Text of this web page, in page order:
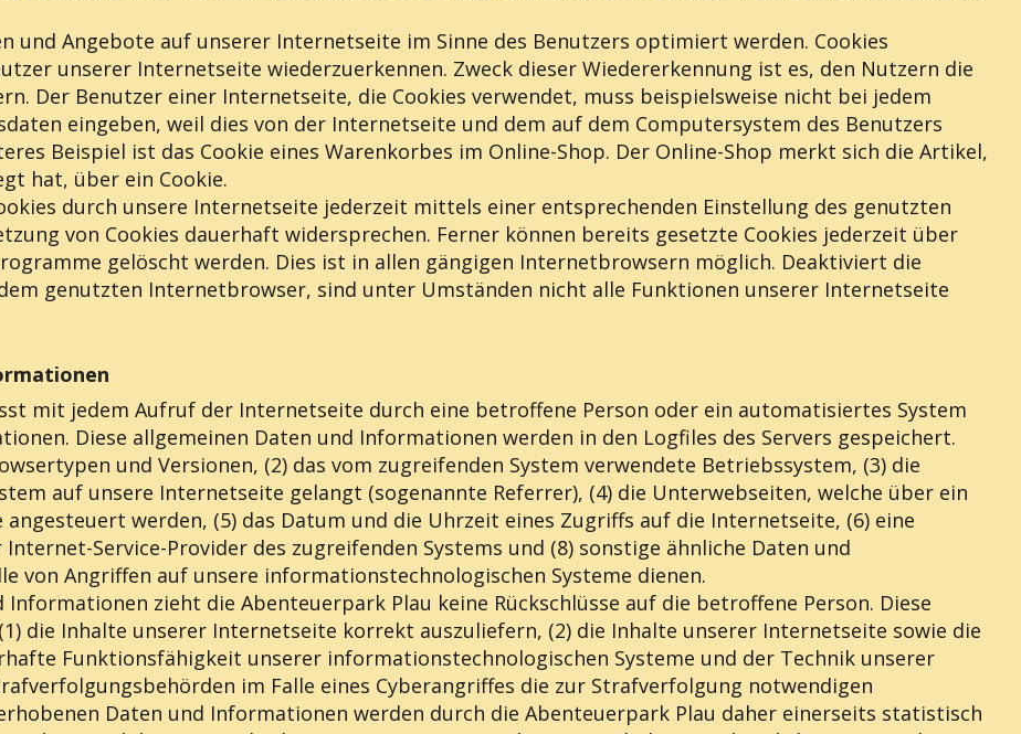
und Angebote auf unserer Internetseite im Sinne des Benutzers optimiert werden. Cookies
unserer Internetseite wiederzuerkennen. Zweck dieser Wiedererkennung ist es, den Nutzern die
Der Benutzer einer Internetseite, die Cookies verwendet, muss beispielsweise nicht bei jedem
eingeben, weil dies von der Internetseite und dem auf dem Computersystem des Benutzers
Beispiel ist das Cookie eines Warenkorbes im Online-Shop. Der Online-Shop merkt sich die Artikel,
hat, über ein Cookie.
durch unsere Internetseite jederzeit mittels einer entsprechenden Einstellung des genutzten
von Cookies dauerhaft widersprechen. Ferner können bereits gesetzte Cookies jederzeit über
gelöscht werden. Dies ist in allen gängigen Internetbrowsern möglich. Deaktiviert die
genutzten Internetbrowser, sind unter Umständen nicht alle Funktionen unserer Internetseite
mit jedem Aufruf der Internetseite durch eine betroffene Person oder ein automatisiertes System
Diese allgemeinen Daten und Informationen werden in den Logfiles des Servers gespeichert.
und Versionen, (2) das vom zugreifenden System verwendete Betriebssystem, (3) die
auf unsere Internetseite gelangt (sogenannte Referrer), (4) die Unterwebseiten, welche über ein
werden, (5) das Datum und die Uhrzeit eines Zugriffs auf die Internetseite, (6) eine
Service-Provider des zugreifenden Systems und (8) sonstige ähnliche Daten und
von Angriffen auf unsere informationstechnologischen Systeme dienen.
zieht die Abenteuerpark Plau keine Rückschlüsse auf die betroffene Person. Diese
die Inhalte unserer Internetseite korrekt auszuliefern, (2) die Inhalte unserer Internetseite sowie die
Funktionsfähigkeit unserer informationstechnologischen Systeme und der Technik unserer
im Falle eines Cyberangriffes die zur Strafverfolgung notwendigen
Daten und Informationen werden durch die Abenteuerpark Plau daher einerseits statistisch